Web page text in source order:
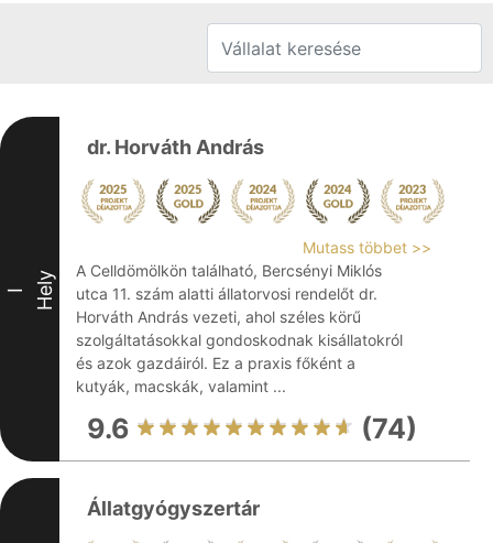
I Hely
dr. Horváth András
Mutass többet >>
A Celldömölkön található, Bercsényi Miklós
utca 11. szám alatti állatorvosi rendelőt dr.
Horváth András vezeti, ahol széles körű
szolgáltatásokkal gondoskodnak kisállatokról
és azok gazdáiról. Ez a praxis főként a
kutyák, macskák, valamint ...
9.6 (74)
Állatgyógyszertár